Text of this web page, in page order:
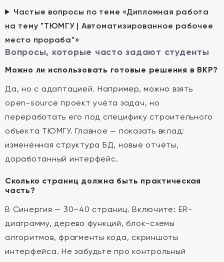
Частые вопросы по теме «Дипломная работа
на тему "ТЮМГУ | Автоматизированное рабочее
место прораба"»
Вопросы, которые часто задают студенты
Можно ли использовать готовые решения в ВКР?
Да, но с адаптацией. Например, можно взять
open-source проект учёта задач, но
переработать его под специфику строительного
объекта ТЮМГУ. Главное — показать вклад:
изменённая структура БД, новые отчёты,
доработанный интерфейс.
Сколько страниц должна быть практическая
часть?
В Синергия — 30–40 страниц. Включите: ER-
диаграмму, дерево функций, блок-схемы
алгоритмов, фрагменты кода, скриншоты
интерфейса. Не забудьте про контрольный